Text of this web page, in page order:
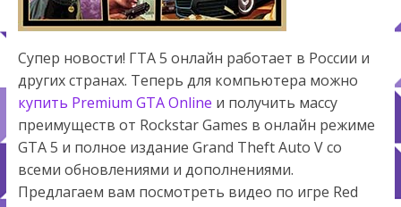
Супер новости! ГТА 5 онлайн работает в России и
других странах. Теперь для компьютера можно
купить Premium GTA Online и получить массу
преимуществ от Rockstar Games в онлайн режиме
GTA 5 и полное издание Grand Theft Auto V со
всеми обновлениями и дополнениями.
Предлагаем вам посмотреть видео по игре Red